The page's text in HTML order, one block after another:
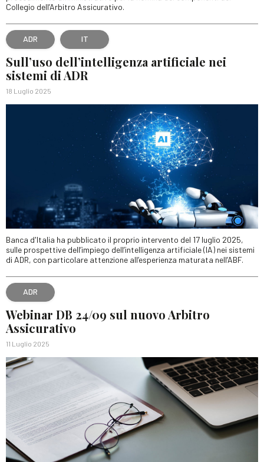
Collegio dell’Arbitro Assicurativo.
ADR IT
Sull’uso dell’intelligenza artificiale nei
sistemi di ADR
18 Luglio 2025
Banca d'Italia ha pubblicato il proprio intervento del 17 luglio 2025,
sulle prospettive dell’impiego dell’intelligenza artificiale (IA) nei sistemi
di ADR, con particolare attenzione all’esperienza maturata nell’ABF.
ADR
Webinar DB 24/09 sul nuovo Arbitro
Assicurativo
11 Luglio 2025